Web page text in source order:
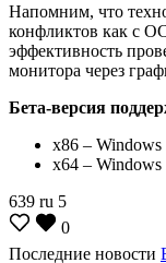
Напомним, что
конфликтов как с
эффективность
монитора через
Бета-версия
x86 – Windows
x64 – Windows
639 ru 5
0
Последние новости